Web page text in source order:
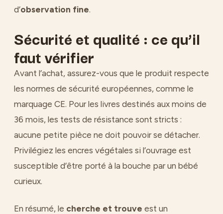
d’observation fine.
Sécurité et qualité : ce qu’il
faut vérifier
Avant l’achat, assurez-vous que le produit respecte
les normes de sécurité européennes, comme le
marquage CE. Pour les livres destinés aux moins de
36 mois, les tests de résistance sont stricts :
aucune petite pièce ne doit pouvoir se détacher.
Privilégiez les encres végétales si l’ouvrage est
susceptible d’être porté à la bouche par un bébé
curieux.
En résumé, le cherche et trouve est un